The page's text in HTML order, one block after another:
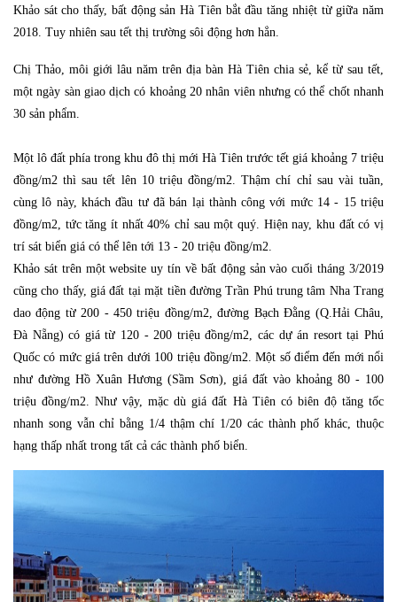
Khảo sát cho thấy, bất động sản Hà Tiên bắt đầu tăng nhiệt từ giữa năm
2018. Tuy nhiên sau tết thị trường sôi động hơn hẳn.
Chị Thảo, môi giới lâu năm trên địa bàn Hà Tiên chia sẻ, kể từ sau tết,
một ngày sàn giao dịch có khoảng 20 nhân viên nhưng có thể chốt nhanh
30 sản phẩm.
Một lô đất phía trong khu đô thị mới Hà Tiên trước tết giá khoảng 7 triệu
đồng/m2 thì sau tết lên 10 triệu đồng/m2. Thậm chí chỉ sau vài tuần,
cùng lô này, khách đầu tư đã bán lại thành công với mức 14 - 15 triệu
đồng/m2, tức tăng ít nhất 40% chỉ sau một quý. Hiện nay, khu đất có vị
trí sát biển giá có thể lên tới 13 - 20 triệu đồng/m2.
Khảo sát trên một website uy tín về bất động sản vào cuối tháng 3/2019
cũng cho thấy, giá đất tại mặt tiền đường Trần Phú trung tâm Nha Trang
dao động từ 200 - 450 triệu đồng/m2, đường Bạch Đằng (Q.Hải Châu,
Đà Nẵng) có giá từ 120 - 200 triệu đồng/m2, các dự án resort tại Phú
Quốc có mức giá trên dưới 100 triệu đồng/m2. Một số điểm đến mới nổi
như đường Hồ Xuân Hương (Sầm Sơn), giá đất vào khoảng 80 - 100
triệu đồng/m2. Như vậy, mặc dù giá đất Hà Tiên có biên độ tăng tốc
nhanh song vẫn chỉ bằng 1/4 thậm chí 1/20 các thành phố khác, thuộc
hạng thấp nhất trong tất cả các thành phố biển.